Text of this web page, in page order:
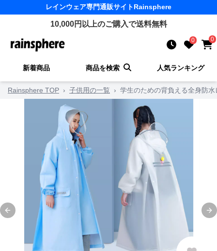
レインウェア専門通販サイトRainsphere
10,000円以上のご購入で送料無料
0 0
新着商品 商品を検索 人気ランキング
Rainsphere TOP › 子供用の一覧 › 学生のための背負える全身防
Previous slide